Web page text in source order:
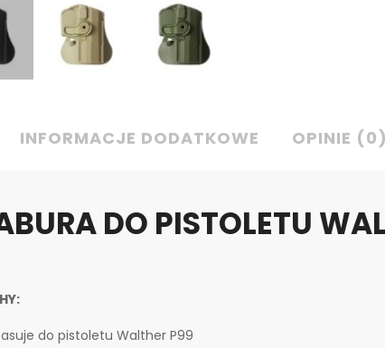
INFORMACJE DODATKOWE OPINIE (0)
DO PISTOLETU
do pistoletu Walther P99